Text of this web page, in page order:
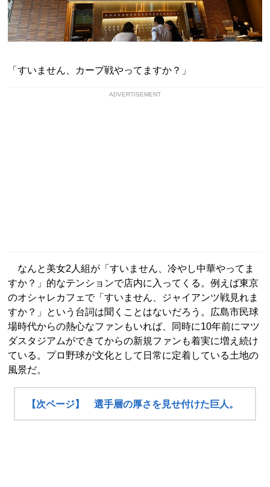
「すいません、カープ戦やってますか？」
ADVERTISEMENT
なんと美女2人組が「すいません、冷やし中華やってま
すか？」的なテンションで店内に入ってくる。例えば東京
のオシャレカフェで「すいません、ジャイアンツ戦見れま
すか？」という台詞は聞くことはないだろう。広島市民球
場時代からの熱心なファンもいれば、同時に10年前にマツ
ダスタジアムができてからの新規ファンも着実に増え続け
ている。プロ野球が文化として日常に定着している土地の
風景だ。
【次ページ】 選手層の厚さを見せ付けた巨人。